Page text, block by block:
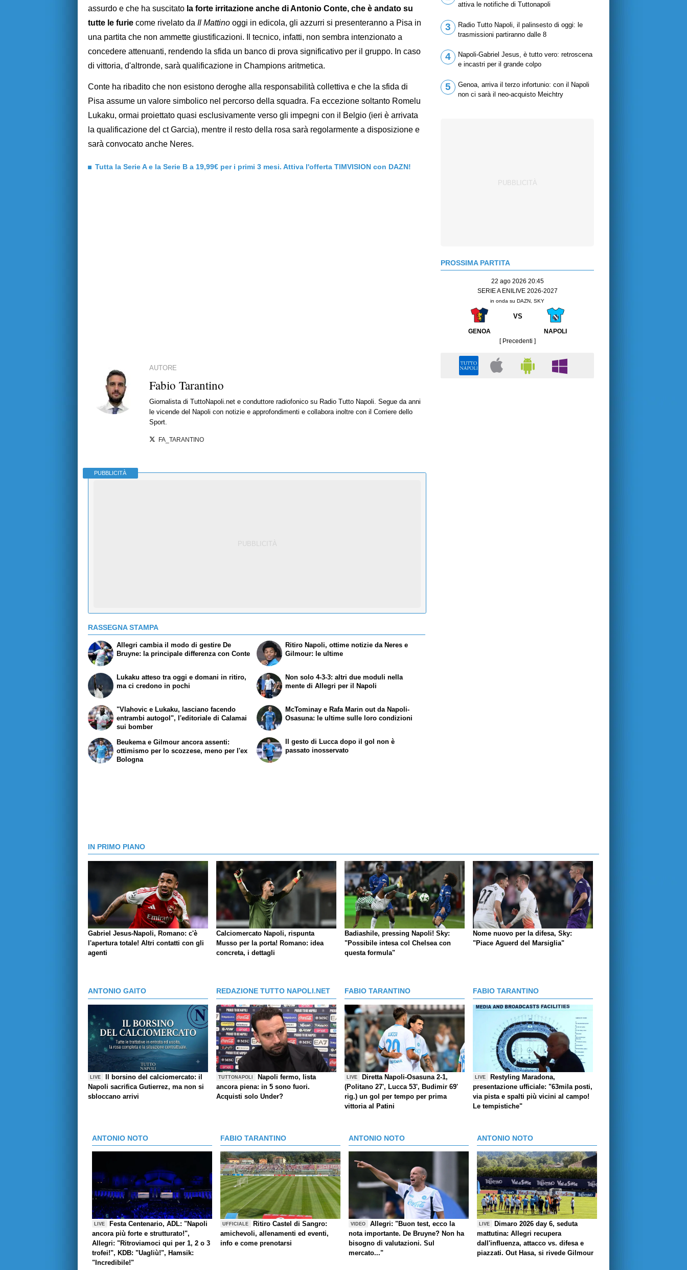
assurdo e che ha suscitato la forte irritazione anche di Antonio Conte, che è andato su
tutte le furie come rivelato da Il Mattino oggi in edicola, gli azzurri si presenteranno a Pisa in
una partita che non ammette giustificazioni. Il tecnico, infatti, non sembra intenzionato a
concedere attenuanti, rendendo la sfida un banco di prova significativo per il gruppo. In caso
di vittoria, d'altronde, sarà qualificazione in Champions aritmetica.
Conte ha ribadito che non esistono deroghe alla responsabilità collettiva e che la sfida di
Pisa assume un valore simbolico nel percorso della squadra. Fa eccezione soltanto Romelu
Lukaku, ormai proiettato quasi esclusivamente verso gli impegni con il Belgio (ieri è arrivata
la qualificazione del ct Garcia), mentre il resto della rosa sarà regolarmente a disposizione e
sarà convocato anche Neres.
Tutta la Serie A e la Serie B a 19,99€ per i primi 3 mesi. Attiva l'offerta TIMVISION con DAZN!
AUTORE
Fabio Tarantino
Giornalista di TuttoNapoli.net e conduttore radiofonico su Radio Tutto Napoli. Segue da anni
le vicende del Napoli con notizie e approfondimenti e collabora inoltre con il Corriere dello
Sport.
FA_TARANTINO
PUBBLICITÀ
RASSEGNA STAMPA
Allegri cambia il modo di gestire De
Bruyne: la principale differenza con Conte
Lukaku atteso tra oggi e domani in ritiro,
ma ci credono in pochi
Ritiro Napoli, ottime notizie da Neres e
Gilmour: le ultime
Non solo 4-3-3: altri due moduli nella
mente di Allegri per il Napoli
"Vlahovic e Lukaku, lasciano facendo
entrambi autogol", l'editoriale di Calamai
sui bomber
Beukema e Gilmour ancora assenti:
ottimismo per lo scozzese, meno per l'ex
Bologna
McTominay e Rafa Marin out da Napoli-
Osasuna: le ultime sulle loro condizioni
Il gesto di Lucca dopo il gol non è
passato inosservato
attiva le notifiche di Tuttonapoli
3
Radio Tutto Napoli, il palinsesto di oggi: le
trasmissioni partiranno dalle 8
4
Napoli-Gabriel Jesus, è tutto vero: retroscena
e incastri per il grande colpo
5
Genoa, arriva il terzo infortunio: con il Napoli
non ci sarà il neo-acquisto Meichtry
PROSSIMA PARTITA
22 ago 2026 20:45
SERIE A ENILIVE 2026-2027
in onda su DAZN, SKY
VS
GENOA
NAPOLI
[ Precedenti ]
IN PRIMO PIANO
Gabriel Jesus-Napoli, Romano: c'è
l'apertura totale! Altri contatti con gli
agenti
Calciomercato Napoli, rispunta
Musso per la porta! Romano: idea
concreta, i dettagli
Badiashile, pressing Napoli! Sky:
"Possibile intesa col Chelsea con
questa formula"
Nome nuovo per la difesa, Sky:
"Piace Aguerd del Marsiglia"
ANTONIO GAITO
LIVE
Il borsino del calciomercato: il
Napoli sacrifica Gutierrez, ma non si
sbloccano arrivi
REDAZIONE TUTTO NAPOLI.NET
TUTTONAPOLI
Napoli fermo, lista
ancora piena: in 5 sono fuori.
Acquisti solo Under?
FABIO TARANTINO
LIVE
Diretta Napoli-Osasuna 2-1,
(Politano 27', Lucca 53', Budimir 69'
rig.) un gol per tempo per prima
vittoria al Patini
FABIO TARANTINO
LIVE
Restyling Maradona,
presentazione ufficiale: "63mila posti,
via pista e spalti più vicini al campo!
Le tempistiche"
ANTONIO NOTO
LIVE
Festa Centenario, ADL: "Napoli
ancora più forte e strutturato!",
Allegri: "Ritroviamoci qui per 1, 2 o 3
trofei!", KDB: "Uagliù!", Hamsik:
"Incredibile!"
FABIO TARANTINO
UFFICIALE
Ritiro Castel di Sangro:
amichevoli, allenamenti ed eventi,
info e come prenotarsi
ANTONIO NOTO
VIDEO
Allegri: "Buon test, ecco la
nota importante. De Bruyne? Non ha
bisogno di valutazioni. Sul
mercato..."
ANTONIO NOTO
LIVE
Dimaro 2026 day 6, seduta
mattutina: Allegri recupera
dall'influenza, attacco vs. difesa e
piazzati. Out Hasa, si rivede Gilmour